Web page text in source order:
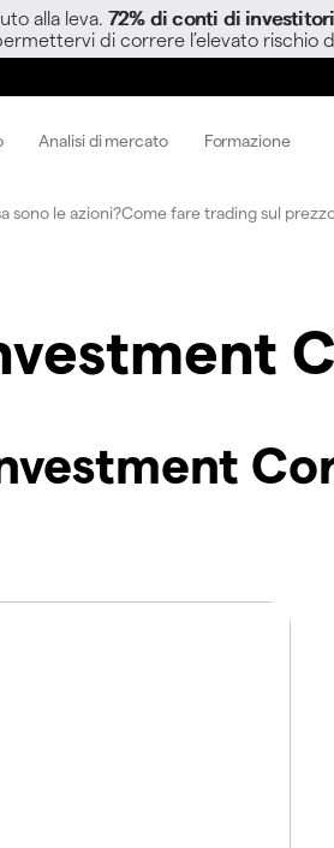
alla leva. 72% di conti di
di correre l’elevato rischio
Analisi di mercato Formazione
sono le azioni?Come fare trading sul